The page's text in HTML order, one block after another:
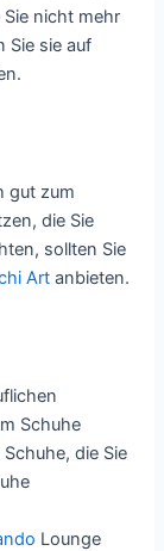
nicht mehr
Sie sie auf
gut zum
die Sie
sollten Sie
Art anbieten.
Schuhe
die Sie
Lounge